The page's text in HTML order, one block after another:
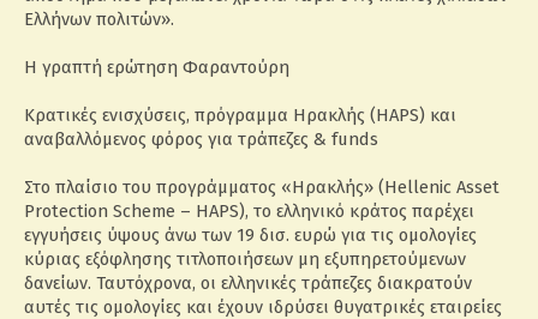
Ελλήνων πολιτών».
Η γραπτή ερώτηση Φαραντούρη
Κρατικές ενισχύσεις, πρόγραμμα Ηρακλής (HAPS) και
αναβαλλόμενος φόρος για τράπεζες & funds
Στο πλαίσιο του προγράμματος «Ηρακλής» (Hellenic Asset
Protection Scheme – HAPS), το ελληνικό κράτος παρέχει
εγγυήσεις ύψους άνω των 19 δισ. ευρώ για τις ομολογίες
κύριας εξόφλησης τιτλοποιήσεων μη εξυπηρετούμενων
δανείων. Ταυτόχρονα, οι ελληνικές τράπεζες διακρατούν
αυτές τις ομολογίες και έχουν ιδρύσει θυγατρικές εταιρείες